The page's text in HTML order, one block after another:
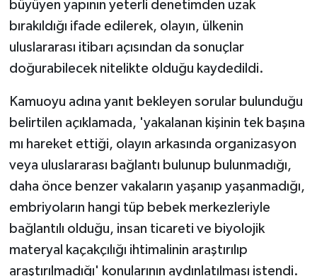
büyüyen yapının yeterli denetimden uzak
bırakıldığı ifade edilerek, olayın, ülkenin
uluslararası itibarı açısından da sonuçlar
doğurabilecek nitelikte olduğu kaydedildi.
Kamuoyu adına yanıt bekleyen sorular bulunduğu
belirtilen açıklamada, 'yakalanan kişinin tek başına
mı hareket ettiği, olayın arkasında organizasyon
veya uluslararası bağlantı bulunup bulunmadığı,
daha önce benzer vakaların yaşanıp yaşanmadığı,
embriyoların hangi tüp bebek merkezleriyle
bağlantılı olduğu, insan ticareti ve biyolojik
materyal kaçakçılığı ihtimalinin araştırılıp
araştırılmadığı' konularının aydınlatılması istendi.
YAŞAM